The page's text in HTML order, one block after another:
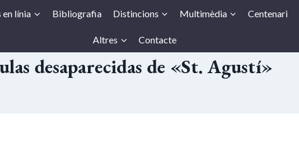
línia Bibliografia Distincions Multimèdia Centenari
Altres Contacte
desaparecidas de «St. Agustí»